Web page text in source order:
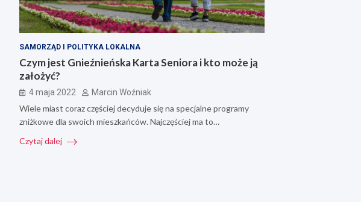
SAMORZĄD I POLITYKA LOKALNA
Czym jest Gnieźnieńska Karta Seniora i kto może ją
założyć?
4 maja 2022 Marcin Woźniak
Wiele miast coraz częściej decyduje się na specjalne programy
zniżkowe dla swoich mieszkańców. Najczęściej ma to…
Czytaj dalej